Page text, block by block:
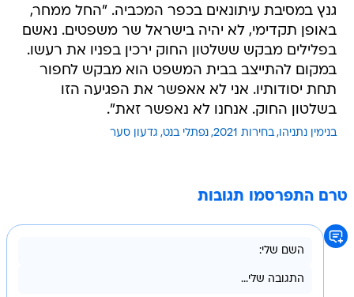
גנץ במסיבת עיתונאים בכפר המכביה. "החל ממחר,
באופן תקדימי, לא יהיה בישראל שר משפטים. נאשם
בפלילים מבקש ששלטון החוק ירכין בפניו את רעשו.
במקום להתייצב בבית המשפט הוא מבקש לחפור
תחת יסודותיו. אני לא אאפשר את הפגיעה הזו
בשלטון החוק. אנחנו לא נאפשר זאת".
בנימין נתניהו בחירות 2021 נפתלי בנט גדעון סער
טרם התפרסמו תגובות